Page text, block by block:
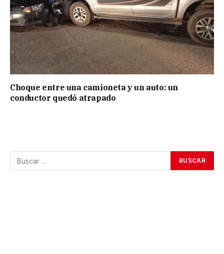
Choque entre una camioneta y un auto: un
conductor quedó atrapado